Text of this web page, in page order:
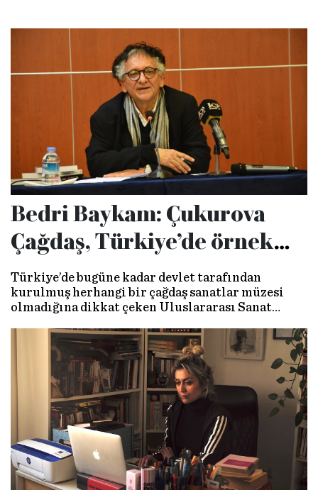
Bedri Baykam: Çukurova
Çağdaş, Türkiye’de örnek
teşkil edecek
Türkiye’de bugüne kadar devlet tarafından
kurulmuş herhangi bir çağdaş sanatlar müzesi
olmadığına dikkat çeken Uluslararası Sanat
sanatçılarımızın eserlerinin alınıp sergilenmesi
için Çukurova Çağdaş gibi açılacak yeni müzelere
ihtiyacımız var.” dedi.